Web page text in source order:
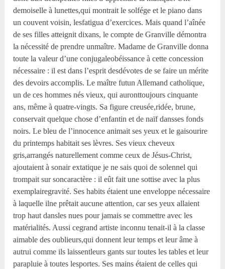
demoiselle à lunettes,qui montrait le solfége et le piano dans
un couvent voisin, lesfatigua d’exercices. Mais quand l’aînée
de ses filles atteignit dixans, le compte de Granville démontra
la nécessité de prendre unmaître. Madame de Granville donna
toute la valeur d’une conjugaleobéissance à cette concession
nécessaire : il est dans l’esprit desdévotes de se faire un mérite
des devoirs accomplis. Le maître futun Allemand catholique,
un de ces hommes nés vieux, qui auronttoujours cinquante
ans, même à quatre-vingts. Sa figure creusée,ridée, brune,
conservait quelque chose d’enfantin et de naïf dansses fonds
noirs. Le bleu de l’innocence animait ses yeux et le gaisourire
du printemps habitait ses lèvres. Ses vieux cheveux
gris,arrangés naturellement comme ceux de Jésus-Christ,
ajoutaient à sonair extatique je ne sais quoi de solennel qui
trompait sur soncaractère : il eût fait une sottise avec la plus
exemplairegravité. Ses habits étaient une enveloppe nécessaire
à laquelle ilne prêtait aucune attention, car ses yeux allaient
trop haut dansles nues pour jamais se commettre avec les
matérialités. Aussi cegrand artiste inconnu tenait-il à la classe
aimable des oublieurs,qui donnent leur temps et leur âme à
autrui comme ils laissentleurs gants sur toutes les tables et leur
parapluie à toutes lesportes. Ses mains étaient de celles qui